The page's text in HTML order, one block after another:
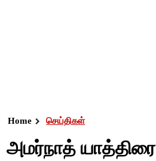
Home செய்திகள்
அமர்நாத்